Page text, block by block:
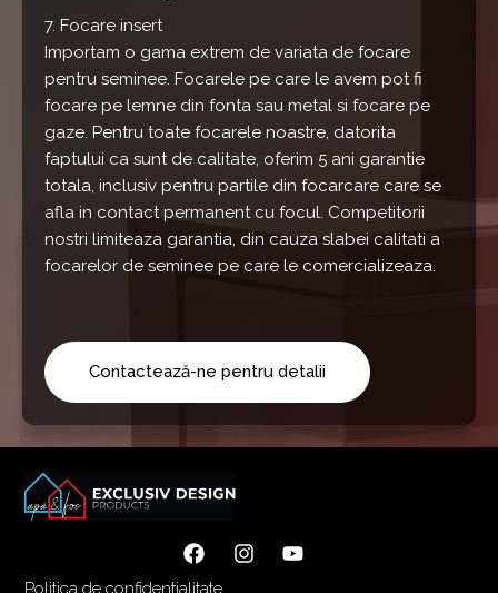
7. Focare insert
Importam o gama extrem de variata de focare
pentru seminee. Focarele pe care le avem pot fi
focare pe lemne din fonta sau metal si focare pe
gaze. Pentru toate focarele noastre, datorita
faptului ca sunt de calitate, oferim 5 ani garantie
totala, inclusiv pentru partile din focarcare care se
afla in contact permanent cu focul. Competitorii
nostri limiteaza garantia, din cauza slabei calitati a
focarelor de seminee pe care le comercializeaza.
Contactează-ne pentru detalii
Politica de confidentialitate